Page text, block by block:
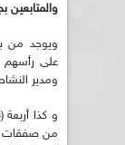
والمتابعين
على رأسهم
ومدير
من صفقات